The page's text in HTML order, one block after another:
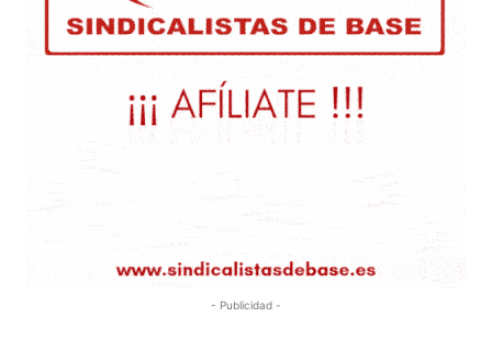
- Publicidad -